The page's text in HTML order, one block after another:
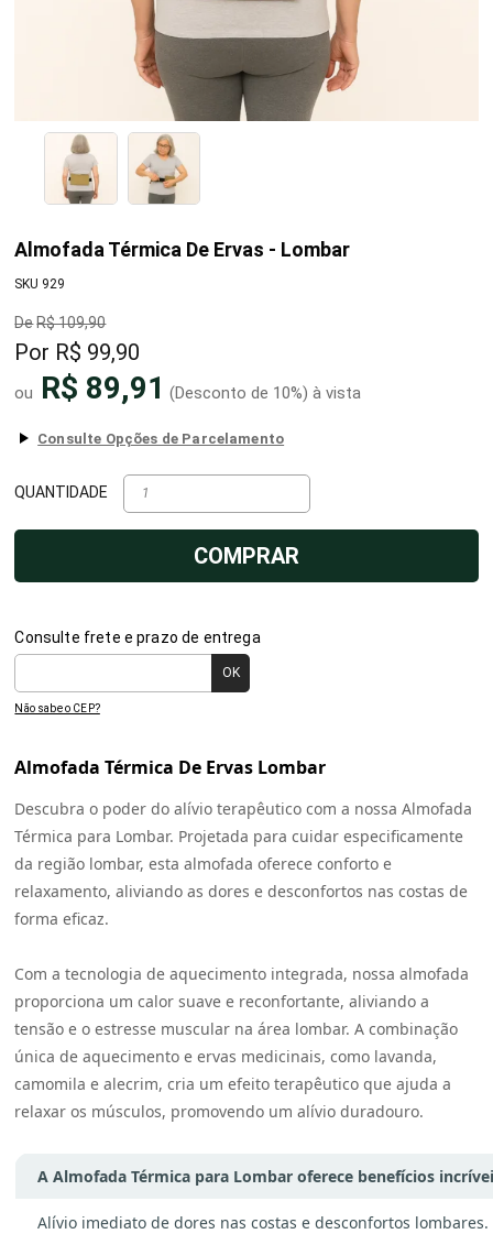
Almofada Térmica De Ervas - Lombar
SKU 929
R$ 109,90
R$ 99,90
R$ 89,91 (Desconto de 10%)
QUANTIDADE
COMPRAR
Consulte frete e prazo de entrega
Não sabe o CEP?
Almofada Térmica De Ervas Lombar
Descubra o poder do alívio terapêutico com a nossa Almofada
Térmica para Lombar. Projetada para cuidar especificamente
da região lombar, esta almofada oferece conforto e
relaxamento, aliviando as dores e desconfortos nas costas de
forma eficaz.
Com a tecnologia de aquecimento integrada, nossa almofada
proporciona um calor suave e reconfortante, aliviando a
tensão e o estresse muscular na área lombar. A combinação
única de aquecimento e ervas medicinais, como lavanda,
camomila e alecrim, cria um efeito terapêutico que ajuda a
relaxar os músculos, promovendo um alívio duradouro.
A Almofada Térmica para Lombar oferece benefícios
Alívio imediato de dores nas costas e desconfortos lombares.